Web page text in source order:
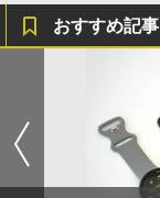
おすすめ記事